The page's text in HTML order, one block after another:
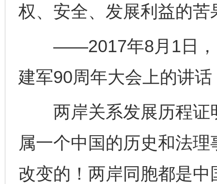
权、安全、发展利益的苦
——2017年8月1日，
建军90周年大会上的讲话
两岸关系发展历程证
属一个中国的历史和法
改变的！两岸同胞都是